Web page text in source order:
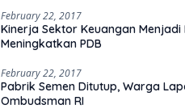
February 22, 2017
Kinerja Sektor Keuangan Menjadi
Meningkatkan PDB
February 22, 2017
Pabrik Semen Ditutup, Warga
Ombudsman RI